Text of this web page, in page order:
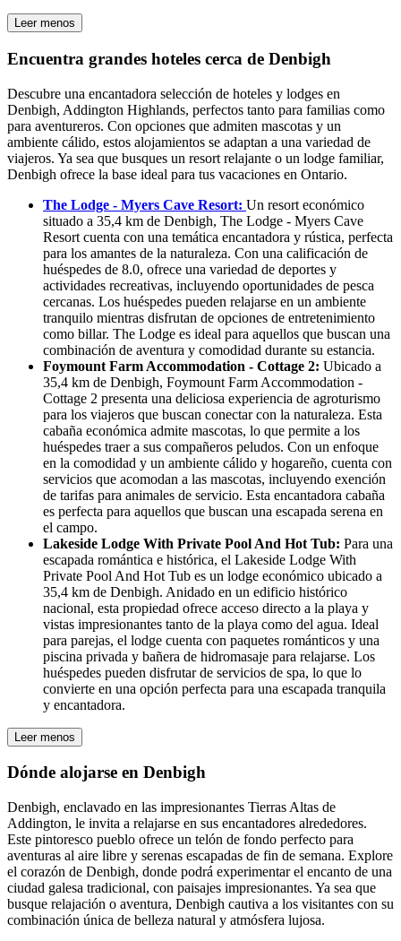
Leer menos
Encuentra grandes hoteles cerca de Denbigh
Descubre una encantadora selección de hoteles y lodges en
Denbigh, Addington Highlands, perfectos tanto para familias como
para aventureros. Con opciones que admiten mascotas y un
ambiente cálido, estos alojamientos se adaptan a una variedad de
viajeros. Ya sea que busques un resort relajante o un lodge familiar,
Denbigh ofrece la base ideal para tus vacaciones en Ontario.
The Lodge - Myers Cave Resort: Un resort económico
situado a 35,4 km de Denbigh, The Lodge - Myers Cave
Resort cuenta con una temática encantadora y rústica, perfecta
para los amantes de la naturaleza. Con una calificación de
huéspedes de 8.0, ofrece una variedad de deportes y
actividades recreativas, incluyendo oportunidades de pesca
cercanas. Los huéspedes pueden relajarse en un ambiente
tranquilo mientras disfrutan de opciones de entretenimiento
como billar. The Lodge es ideal para aquellos que buscan una
combinación de aventura y comodidad durante su estancia.
Foymount Farm Accommodation - Cottage 2: Ubicado a
35,4 km de Denbigh, Foymount Farm Accommodation -
Cottage 2 presenta una deliciosa experiencia de agroturismo
para los viajeros que buscan conectar con la naturaleza. Esta
cabaña económica admite mascotas, lo que permite a los
huéspedes traer a sus compañeros peludos. Con un enfoque
en la comodidad y un ambiente cálido y hogareño, cuenta con
servicios que acomodan a las mascotas, incluyendo exención
de tarifas para animales de servicio. Esta encantadora cabaña
es perfecta para aquellos que buscan una escapada serena en
el campo.
Lakeside Lodge With Private Pool And Hot Tub: Para una
escapada romántica e histórica, el Lakeside Lodge With
Private Pool And Hot Tub es un lodge económico ubicado a
35,4 km de Denbigh. Anidado en un edificio histórico
nacional, esta propiedad ofrece acceso directo a la playa y
vistas impresionantes tanto de la playa como del agua. Ideal
para parejas, el lodge cuenta con paquetes románticos y una
piscina privada y bañera de hidromasaje para relajarse. Los
huéspedes pueden disfrutar de servicios de spa, lo que lo
convierte en una opción perfecta para una escapada tranquila
y encantadora.
Leer menos
Dónde alojarse en Denbigh
Denbigh, enclavado en las impresionantes Tierras Altas de
Addington, le invita a relajarse en sus encantadores alrededores.
Este pintoresco pueblo ofrece un telón de fondo perfecto para
aventuras al aire libre y serenas escapadas de fin de semana. Explore
el corazón de Denbigh, donde podrá experimentar el encanto de una
ciudad galesa tradicional, con paisajes impresionantes. Ya sea que
busque relajación o aventura, Denbigh cautiva a los visitantes con su
combinación única de belleza natural y atmósfera lujosa.